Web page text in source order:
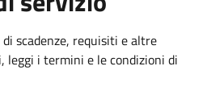
scadenze, requisiti e altre
i termini e le condizioni di